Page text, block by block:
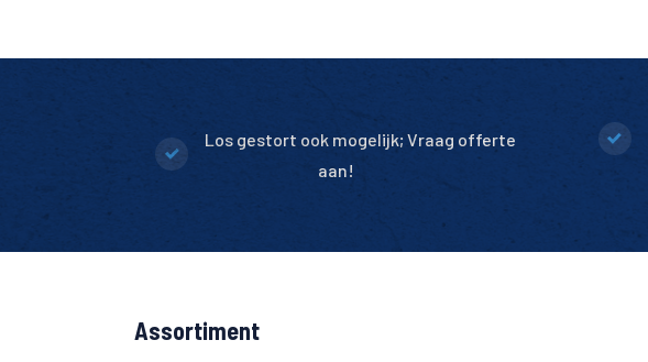
Altijd 10.000+ m2 op voorraad
Los gestort ook mogelijk; Vraag offerte
aan!
Assortiment